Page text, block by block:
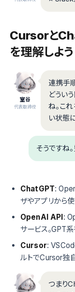
Cursorと
を理解しよう
室谷
代表取締役
連携手
どうい
ね。こ
い状態
そうですね
ChatGPT:
ザやアプリから
OpenAI API:
サービス。GPT
Cursor:
ルトでCursor独
つまり